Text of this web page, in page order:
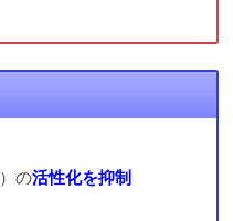
）の活性化を抑制